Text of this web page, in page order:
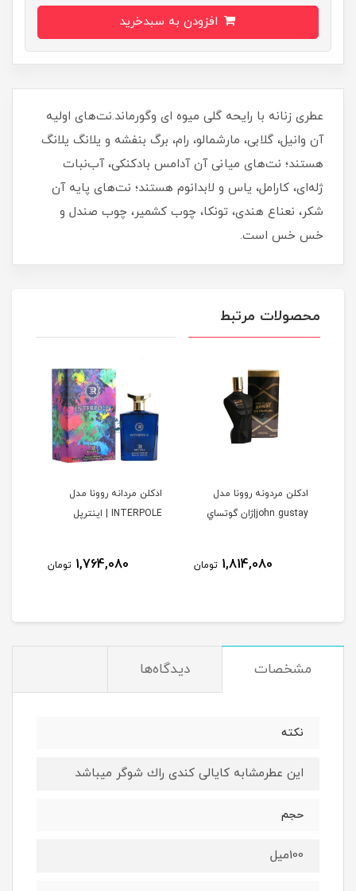
عطری زنانه با رایحه گلی میوه ای وگورماند.نت‌های اولیه
آن وانیل، گلابی، مارشمالو، رام، برگ بنفشه و یلانگ یلانگ
هستند؛ نت‌های میانی آن آدامس بادکنکی، آب‌نبات
ژله‌ای، کارامل، یاس و لابدانوم هستند؛ نت‌های پایه آن
شکر، نعناع هندی، تونکا، چوب کشمیر، چوب صندل و
خس خس است.
محصولات مرتبط
ادكلن مردونه روونا مدل
john gustay|ژان گوتساي
1,814,080 تومان
ادكلن مردانه روونا مدل
INTERPOLE | اينترپل
1,764,080 تومان
مشخصات دیدگاه‌ها
نكته
اين عطرمشابه كايالى كندى راك شوگر ميباشد
حجم
100ميل